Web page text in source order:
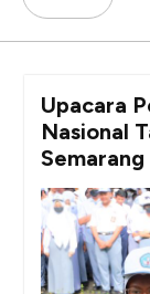
Upacara
Nasional
Semarang